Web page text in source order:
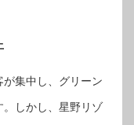
集中し、グリーン
しかし、星野リゾ